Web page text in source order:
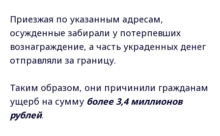
Приезжая по указанным адресам,
осужденные забирали у потерпевших
вознаграждение, а часть украденных денег
отправляли за границу.
Таким образом, они причинили гражданам
ущерб на сумму более 3,4 миллионов
рублей.